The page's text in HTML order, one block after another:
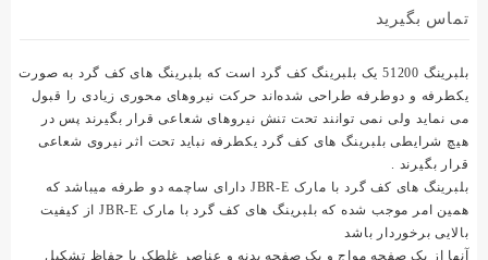
تماس بگیرید
بلبرینگ 51200 یک بلبرینگ کف گرد است که بلبرینگ های کف گرد به صورت
یکطرفه و دوطرفه طراحی شده‌اند حرکت نیروهای محوری زیادی را قبول
می نماید ولی نمی توانند تحت تنش نیروهای شعاعی قرار بگیرند پس در
هیچ شرایطی بلبرینگ های کف گرد یکطرفه نباید تحت اثر نیروی شعاعی
قرار بگیرند .
بلبرینگ های کف گرد با مارک JBR-E دارای ساچمه دو طرفه میباشد که
همین امر موجب شده که بلبرینگ های کف گرد با مارک JBR-E از کیفیت
بالایی برخوردار باشد
آنها از یک صفحه مواج و یک صفحه بدنه و عناصر غلطک با حفاظ تشکیل